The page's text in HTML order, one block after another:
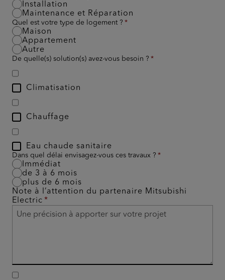
Installation
Maintenance et Réparation
Quel est votre type de logement ?
Maison
Appartement
Autre
De quelle(s) solution(s) avez-vous besoin ?
Climatisation
Chauffage
Eau chaude sanitaire
Dans quel délai envisagez-vous ces travaux ?
Immédiat
de 3 à 6 mois
plus de 6 mois
Note à l’attention du partenaire Mitsubishi
Electric